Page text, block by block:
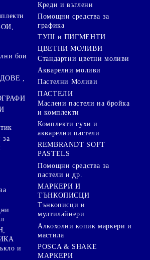
бои
,
за
и
Креди и въглени
Помощни средства за
графика
ТУШ и ПИГМЕНТИ
ЦВЕТНИ МОЛИВИ
Стандартни цветни моливи
Акварелни моливи
Пастелни Моливи
ПАСТЕЛИ
Маслени пастели на бройка
и комплекти
Комплекти сухи и
акварелни пастели
REMBRANDT SOFT
PASTELS
Помощни средства за
пастели и др.
МАРКЕРИ И
ТЪНКОПИСЦИ
Тънкописци и
мултилайнери
Алкохолни копик маркери и
мастила
POSCA & SHAKE
МАРКЕРИ